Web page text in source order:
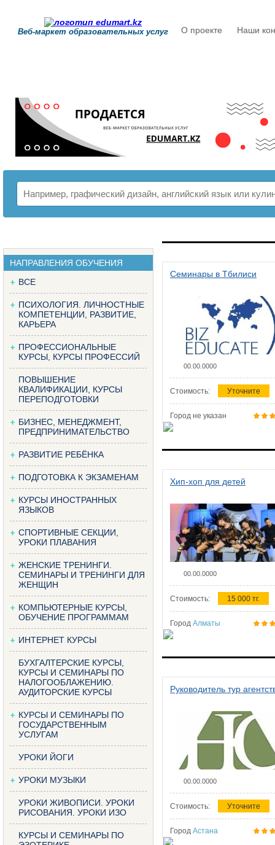
Веб-маркет образовательных услуг О проекте Наши
НАПРАВЛЕНИЯ ОБУЧЕНИЯ
ВСЕ
ПСИХОЛОГИЯ. ЛИЧНОСТНЫЕ
КОМПЕТЕНЦИИ, РАЗВИТИЕ,
КАРЬЕРА
ПРОФЕССИОНАЛЬНЫЕ
КУРСЫ, КУРСЫ ПРОФЕССИЙ
ПОВЫШЕНИЕ
КВАЛИФИКАЦИИ, КУРСЫ
ПЕРЕПОДГОТОВКИ
БИЗНЕС, МЕНЕДЖМЕНТ,
ПРЕДПРИНИМАТЕЛЬСТВО
РАЗВИТИЕ РЕБЁНКА
ПОДГОТОВКА К ЭКЗАМЕНАМ
КУРСЫ ИНОСТРАННЫХ
ЯЗЫКОВ
СПОРТИВНЫЕ СЕКЦИИ,
УРОКИ ПЛАВАНИЯ
ЖЕНСКИЕ ТРЕНИНГИ.
СЕМИНАРЫ И ТРЕНИНГИ ДЛЯ
ЖЕНЩИН
КОМПЬЮТЕРНЫЕ КУРСЫ,
ОБУЧЕНИЕ ПРОГРАММАМ
ИНТЕРНЕТ КУРСЫ
БУХГАЛТЕРСКИЕ КУРСЫ,
КУРСЫ И СЕМИНАРЫ ПО
НАЛОГООБЛАЖЕНИЮ.
АУДИТОРСКИЕ КУРСЫ
КУРСЫ И СЕМИНАРЫ ПО
ГОСУДАРСТВЕННЫМ
УСЛУГАМ
УРОКИ ЙОГИ
УРОКИ МУЗЫКИ
УРОКИ ЖИВОПИСИ. УРОКИ
РИСОВАНИЯ. УРОКИ ИЗО
КУРСЫ И СЕМИНАРЫ ПО
Семинары в Тбилиси
00.00.0000
Стоимость: Уточните
Город не указан
Хип-хоп для детей
00.00.0000
Стоимость: 15 000 тг.
Город Алматы
Руководитель тур
00.00.0000
Стоимость: Уточните
Город Астана